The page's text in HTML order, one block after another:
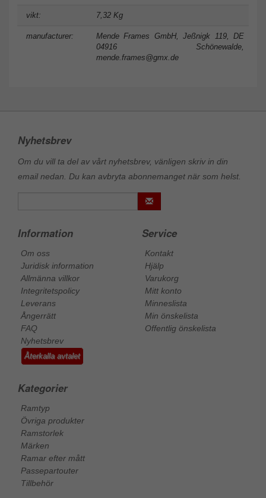
vikt: 7,32 Kg
manufacturer:
Mende Frames GmbH, Jeßnigk 119, DE
04916 Schönewalde,
mende.frames@gmx.de
Nyhetsbrev
Om du vill ta del av vårt nyhetsbrev, vänligen skriv in din
email nedan. Du kan avbryta abonnemanget när som helst.
Information
Om oss
Juridisk information
Allmänna villkor
Integritetspolicy
Leverans
Ångerrätt
FAQ
Nyhetsbrev
Återkalla avtalet
Service
Kontakt
Hjälp
Varukorg
Mitt konto
Minneslista
Min önskelista
Offentlig önskelista
Kategorier
Ramtyp
Övriga produkter
Ramstorlek
Märken
Ramar efter mått
Passepartouter
Tillbehör